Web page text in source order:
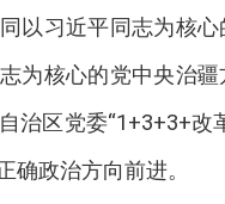
以习近平同志为核
为核心的党中央治
治区党委“1+3+3+改
确政治方向前进。